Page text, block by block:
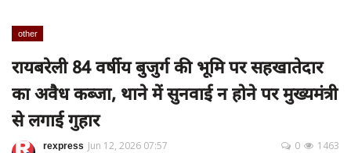
Home
Contact
Gallery
Terms & Conditions
other
रायबरेली 84 वर्षीय बुजुर्ग की भूमि पर सहखातेदार
का अवैध कब्जा, थाने में सुनवाई न होने पर मुख्यमंत्री
से लगाई गुहार
rexpress Jun 12, 2026 07:57 1463
0